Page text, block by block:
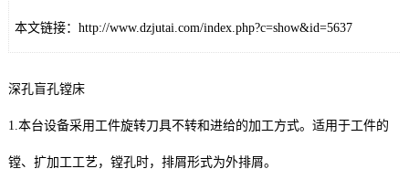
本文链接： http://www.dzjutai.com/index.php?c=show&id=5637
深孔盲孔镗床
1.本台设备采用工件旋转刀具不转和进给的加工方式。适用于工件的
镗、扩加工工艺，镗孔时，排屑形式为外排屑。